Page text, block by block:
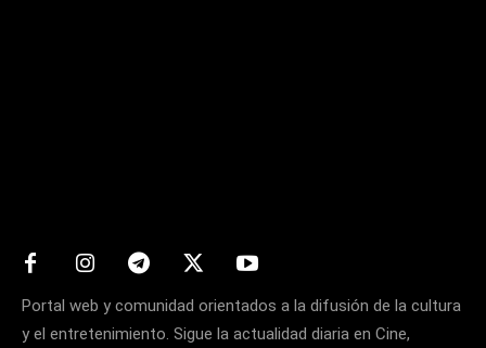
Portal web y comunidad orientados a la difusión de la cultura
y el entretenimiento. Sigue la actualidad diaria en Cine,